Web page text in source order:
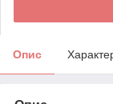
Опис